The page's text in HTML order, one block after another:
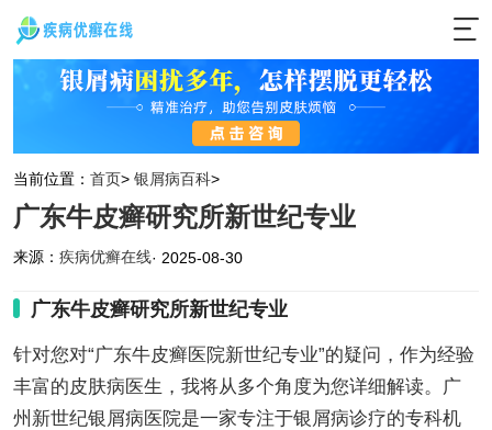
当前位置： 首页> 银屑病百科>
广东牛皮癣研究所新世纪专业
来源： 疾病优癣在线· 2025-08-30
广东牛皮癣研究所新世纪专业
针对您对“广东牛皮癣医院新世纪专业”的疑问，作为经验
丰富的皮肤病医生，我将从多个角度为您详细解读。广
州新世纪银屑病医院是一家专注于银屑病诊疗的专科机